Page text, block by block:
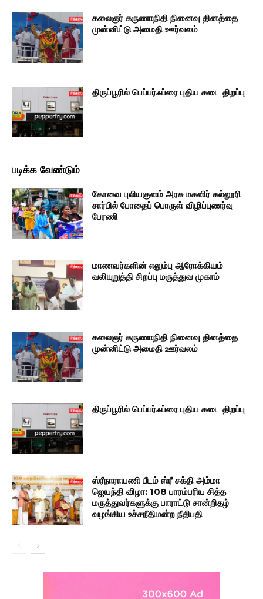
கலைஞர் கருணாநிதி நினைவு தினத்தை
முன்னிட்டு அமைதி ஊர்வலம்
திருப்பூரில் பெப்பர்ஃப்ரை புதிய கடை திறப்பு
படிக்க வேண்டும்
கோவை புலியகுளம் அரசு மகளிர் கல்லூரி
சார்பில் போதைப் பொருள் விழிப்புணர்வு
பேரணி
மாணவர்களின் எலும்பு ஆரோக்கியம்
வலியுறுத்தி சிறப்பு மருத்துவ முகாம்
கலைஞர் கருணாநிதி நினைவு தினத்தை
முன்னிட்டு அமைதி ஊர்வலம்
திருப்பூரில் பெப்பர்ஃப்ரை புதிய கடை திறப்பு
ஸ்ரீநாராயணி பீடம் ஸ்ரீ சக்தி அம்மா
ஜெயந்தி விழா: 108 பாரம்பரிய சித்த
மருத்துவர்களுக்கு பாராட்டு சான்றிதழ்
வழங்கிய உச்சநீதிமன்ற நீதிபதி